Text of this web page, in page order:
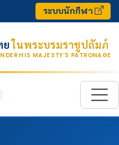
ระบบนักกีฬา
ยในพระบรมราชูปถัมภ์
HIS MAJESTY’S PATRONAGE